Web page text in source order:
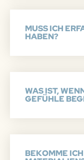
MUSS ICH
HABEN?
WAS IST,
GEFÜHLE
BEKOMME